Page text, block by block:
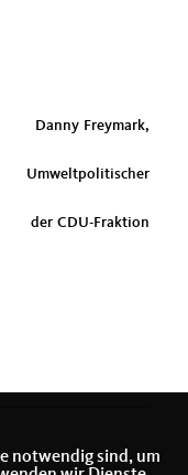
Freymark,
CDU-Fraktion
notwendig sind, um